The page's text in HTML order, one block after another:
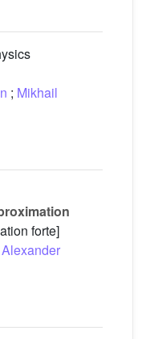
; Mikhail
forte]
Alexander